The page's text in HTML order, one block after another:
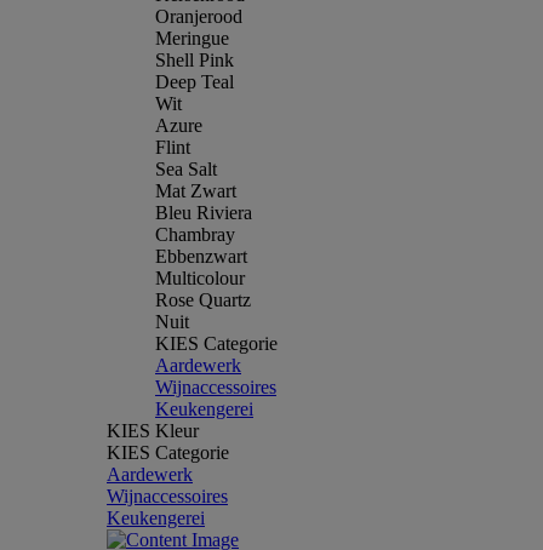
Oranjerood
Meringue
Shell Pink
Deep Teal
Wit
Azure
Flint
Sea Salt
Mat Zwart
Bleu Riviera
Chambray
Ebbenzwart
Multicolour
Rose Quartz
Nuit
KIES Categorie
Aardewerk
Wijnaccessoires
Keukengerei
KIES Kleur
KIES Categorie
Aardewerk
Wijnaccessoires
Keukengerei